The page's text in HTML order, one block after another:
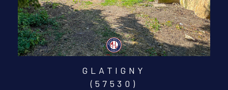
GLATIGNY
(57530)